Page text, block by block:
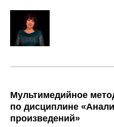
Мультимедийное
по дисциплине
произведений»